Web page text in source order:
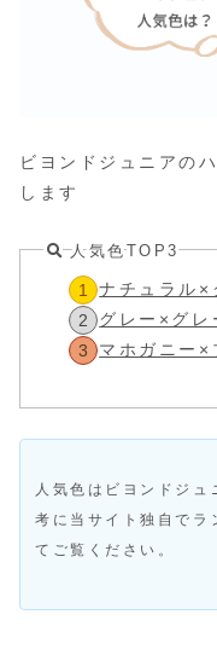
ビヨンドジュニアの
します
人気色TOP3
ナチュラル×
グレー×グレ
マホガニー×
人気色はビヨンドジュ
考に当サイト独自でラ
てご覧ください。